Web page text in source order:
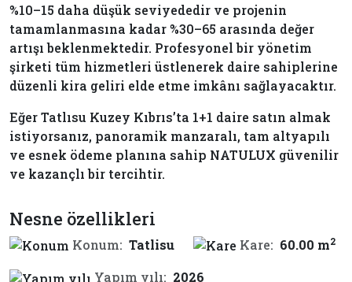
%10–15 daha düşük seviyededir ve projenin
tamamlanmasına kadar %30–65 arasında değer
artışı beklenmektedir. Profesyonel bir yönetim
şirketi tüm hizmetleri üstlenerek daire sahiplerine
düzenli kira geliri elde etme imkânı sağlayacaktır.
Eğer Tatlısu Kuzey Kıbrıs’ta 1+1 daire satın almak
istiyorsanız, panoramik manzaralı, tam altyapılı
ve esnek ödeme planına sahip NATULUX güvenilir
ve kazançlı bir tercihtir.
Nesne özellikleri
Konum: Tatlisu Kare: 60.00 m2
Yapım yılı: 2026